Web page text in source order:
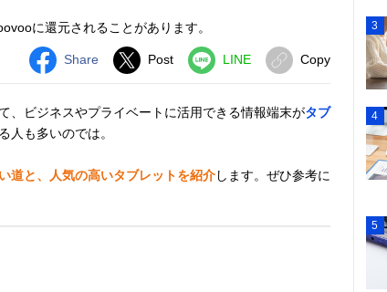
に還元されることがあります。
Share Post LINE Copy
、ビジネスやプライベートに活用できる情報端末がタブ
人も多いのでは。
道と、人気の高いタブレットを紹介します。ぜひ参考に
3
4
5